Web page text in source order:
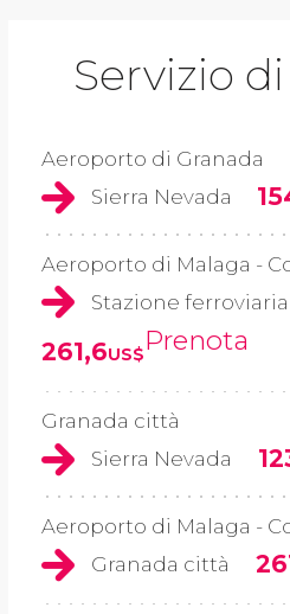
Servizio
Aeroporto di Granada
Sierra Nevada
Aeroporto di Malaga -
Stazione
261,6US$Prenota
Granada città
Sierra Nevada
Aeroporto di Malaga -
Granada città